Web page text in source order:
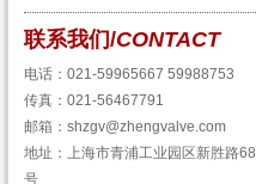
联系我们/CONTACT
电话：021-59965667 59988753
传真：021-56467791
邮箱：shzgv@zhengvalve.com
地址：上海市青浦工业园区新胜路68
号